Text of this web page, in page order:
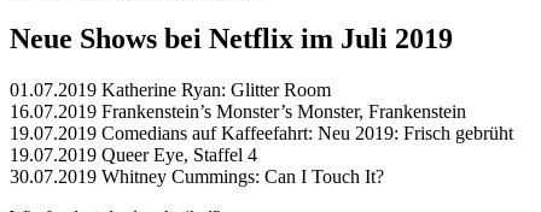
Neue Shows bei Netflix im Juli 2019
01.07.2019 Katherine Ryan: Glitter Room
16.07.2019 Frankenstein’s Monster’s Monster, Frankenstein
19.07.2019 Comedians auf Kaffeefahrt: Neu 2019: Frisch gebrüht
19.07.2019 Queer Eye, Staffel 4
30.07.2019 Whitney Cummings: Can I Touch It?